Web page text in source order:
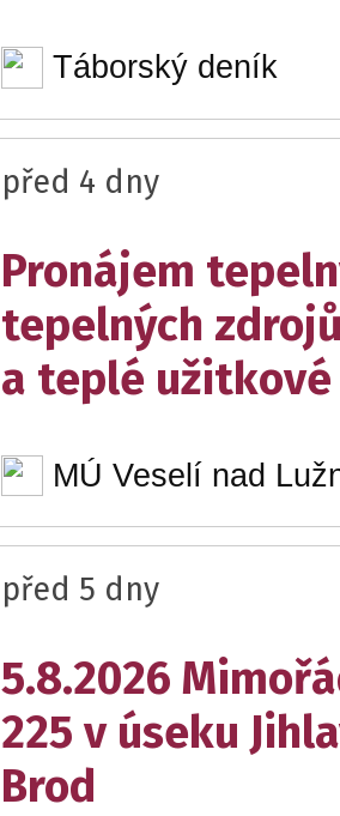
Táborský deník
před 4 dny
Pronájem
tepelných
a teplé užitkové
MÚ Veselí nad
před 5 dny
5.8.2026
225 v úseku
Brod